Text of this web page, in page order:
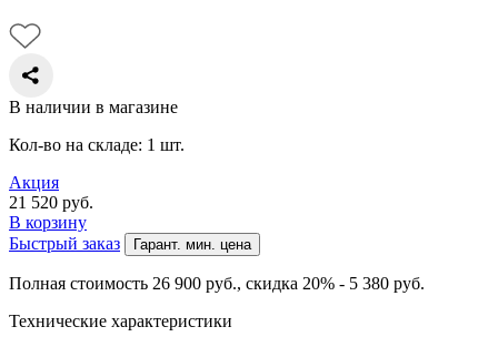
В наличии в магазине
Кол-во на складе: 1 шт.
Акция
21 520 руб.
В корзину
Быстрый заказ
Гарант. мин. цена
Полная стоимость 26 900 руб., скидка 20% - 5 380 руб.
Технические характеристики